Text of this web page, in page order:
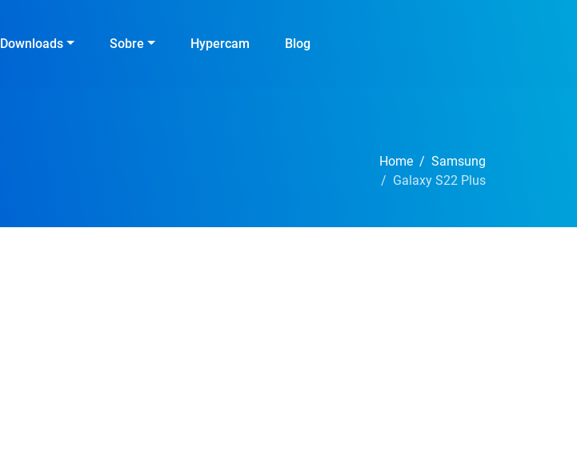
Downloads Sobre Hypercam Blog
Home
Samsung
Galaxy S22 Plus